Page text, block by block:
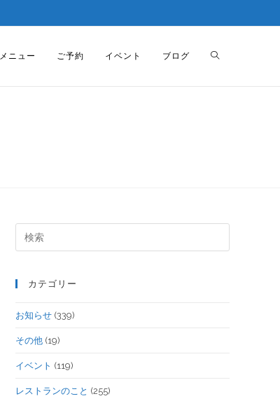
メニュー ご予約 イベント ブログ
カテゴリー
お知らせ (339)
その他 (19)
イベント (119)
レストランのこと (255)